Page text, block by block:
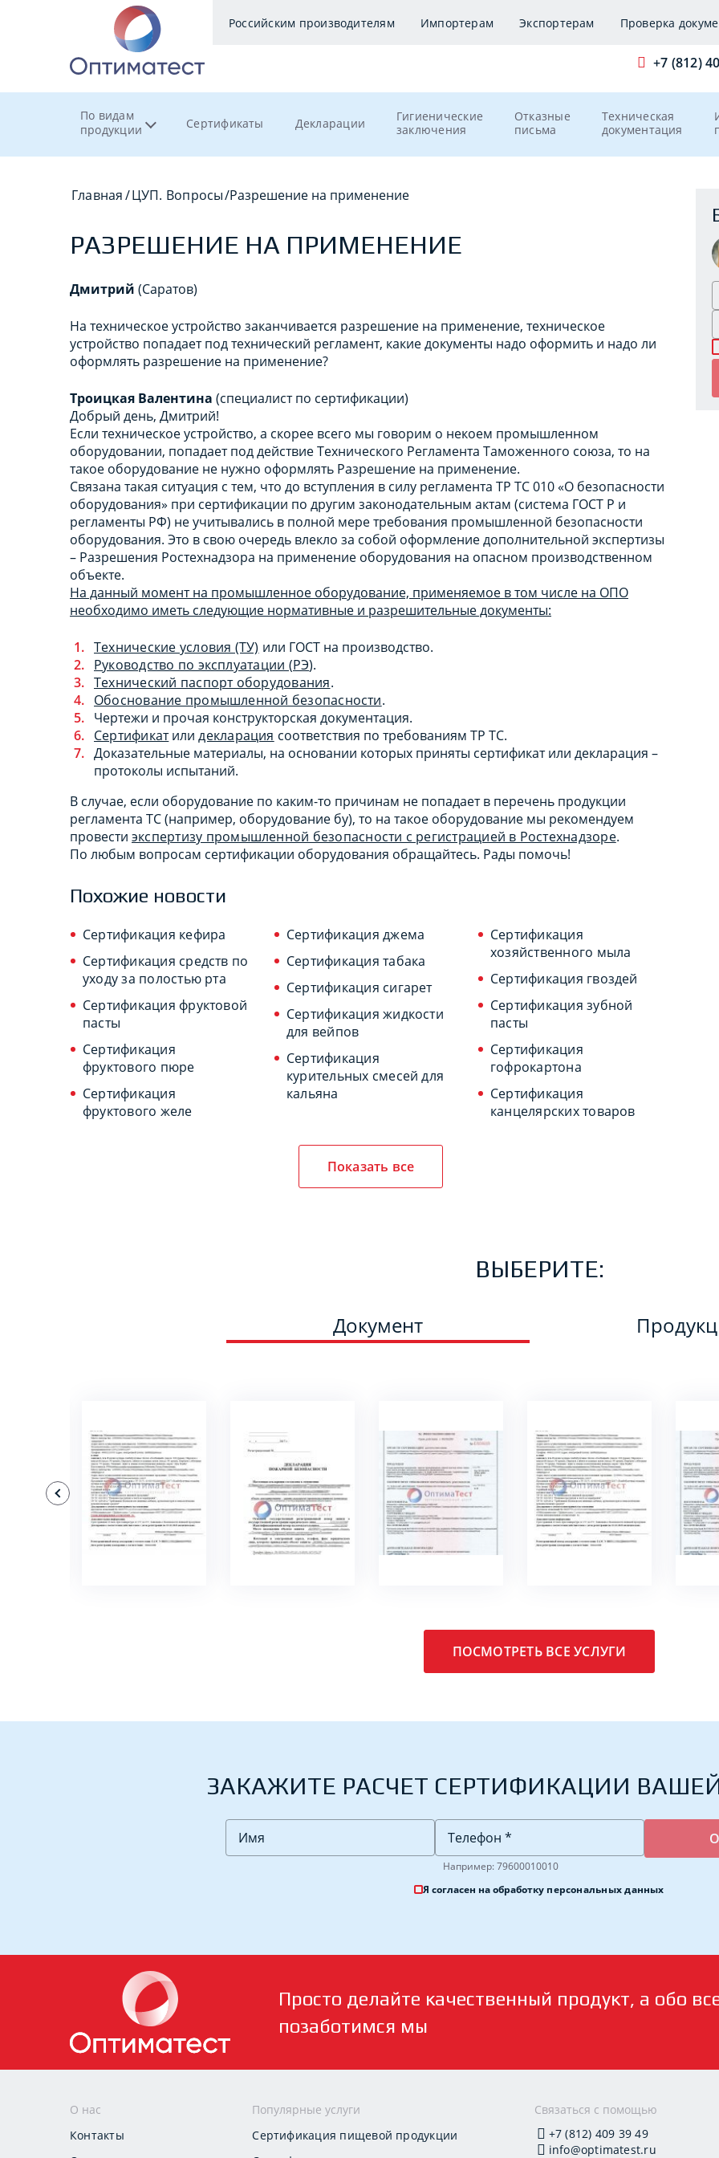
Российским производителям Импортерам Экспортерам Проверка
+7 (812)
По видам
продукции
Сертификаты Декларации
Гигиенические
заключения
Отказные
письма
Техническая
документация
Главная/ЦУП. Вопросы/Разрешение на применение
РАЗРЕШЕНИЕ НА ПРИМЕНЕНИЕ
Дмитрий (Саратов)
На техническое устройство заканчивается разрешение на применение, техническое
устройство попадает под технический регламент, какие документы надо оформить и надо ли
оформлять разрешение на применение?
Троицкая Валентина (специалист по сертификации)
Добрый день, Дмитрий!
Если техническое устройство, а скорее всего мы говорим о некоем промышленном
оборудовании, попадает под действие Технического Регламента Таможенного союза, то на
такое оборудование не нужно оформлять Разрешение на применение.
Связана такая ситуация с тем, что до вступления в силу регламента ТР ТС 010 «О безопасности
оборудования» при сертификации по другим законодательным актам (система ГОСТ Р и
регламенты РФ) не учитывались в полной мере требования промышленной безопасности
оборудования. Это в свою очередь влекло за собой оформление дополнительной экспертизы
– Разрешения Ростехнадзора на применение оборудования на опасном производственном
объекте.
На данный момент на промышленное оборудование, применяемое в том числе на ОПО
необходимо иметь следующие нормативные и разрешительные документы:
Технические условия (ТУ) или ГОСТ на производство.
Руководство по эксплуатации (РЭ).
Технический паспорт оборудования.
Обоснование промышленной безопасности.
Чертежи и прочая конструкторская документация.
Сертификатилидекларация соответствия по требованиям ТР ТС.
Доказательные материалы, на основании которых приняты сертификат или декларация –
протоколы испытаний.
В случае, если оборудование по каким-то причинам не попадает в перечень продукции
регламента ТС (например, оборудование бу), то на такое оборудование мы рекомендуем
провести экспертизу промышленной безопасности с регистрацией в Ростехнадзоре.
По любым вопросам сертификации оборудования обращайтесь. Рады помочь!
Похожие новости
Сертификация кефира
Сертификация средств по
уходу за полостью рта
Сертификация фруктовой
пасты
Сертификация
фруктового пюре
Сертификация
фруктового желе
Сертификация джема
Сертификация табака
Сертификация сигарет
Сертификация жидкости
для вейпов
Сертификация
курительных смесей для
кальяна
Сертификация
хозяйственного мыла
Сертификация гвоздей
Сертификация зубной
пасты
Сертификация
гофрокартона
Сертификация
канцелярских товаров
Показать все
ВЫБЕРИТЕ:
Документ
ПОДРОБНЕЕ ПОДРОБНЕЕ ПОДРОБНЕЕ ПОДРОБНЕЕ
ПОСМОТРЕТЬ ВСЕ УСЛУГИ
ЗАКАЖИТЕ РАСЧЕТ СЕРТИФИКАЦИИ
Например: 79600010010
Я согласен на обработку персональных данных
Просто делайте качественный продукт, а обо
позаботимся мы
О нас
Контакты
Популярные услуги
Сертификация пищевой продукции
Связаться с помощью
+7 (812) 409 39 49
info@optimatest.ru